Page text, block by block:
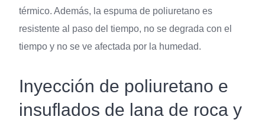
térmico. Además, la espuma de poliuretano es
resistente al paso del tiempo, no se degrada con el
tiempo y no se ve afectada por la humedad.
Inyección de poliuretano e
insuflados de lana de roca y